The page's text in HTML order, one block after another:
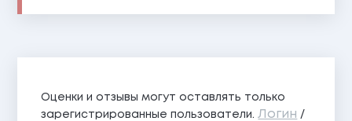
Оценки и отзывы могут оставлять только
зарегистрированные пользователи.Логин /